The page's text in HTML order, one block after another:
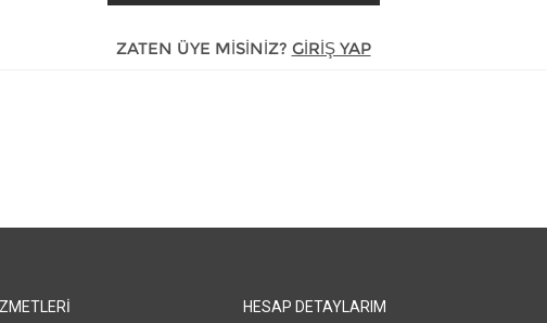
ZATEN ÜYE MISINIZ? GIRIŞ YAP
HESAP DETAYLARIM